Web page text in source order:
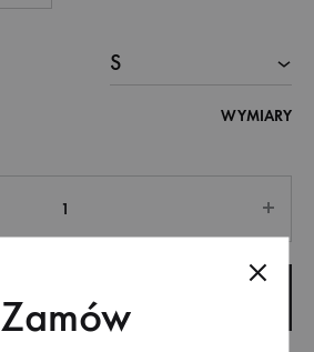
WYMIARY
ADD TO CART
Zamów